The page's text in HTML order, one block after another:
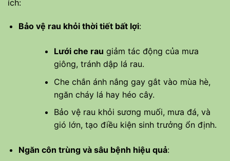
ích:
Bảo vệ rau khỏi thời tiết bất lợi:
Lưới che rau giảm tác động của mưa
giông, tránh dập lá rau.
Che chắn ánh nắng gay gắt vào mùa hè,
ngăn cháy lá hay héo cây.
Bảo vệ rau khỏi sương muối, mưa đá, và
gió lớn, tạo điều kiện sinh trưởng ổn định.
Ngăn côn trùng và sâu bệnh hiệu quả: